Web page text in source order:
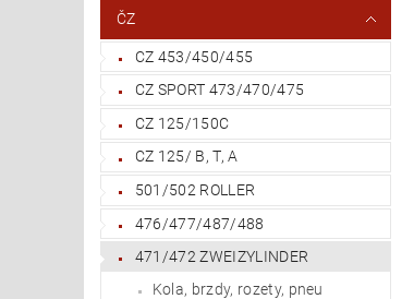
ČZ
CZ 453/450/455
CZ SPORT 473/470/475
CZ 125/150C
CZ 125/ B, T, A
501/502 ROLLER
476/477/487/488
471/472 ZWEIZYLINDER
Kola, brzdy, rozety, pneu